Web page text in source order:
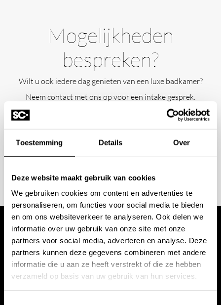
Toestemming Details Over
Deze website maakt gebruik van cookies
We gebruiken cookies om content en advertenties te
personaliseren, om functies voor social media te bieden
en om ons websiteverkeer te analyseren. Ook delen we
informatie over uw gebruik van onze site met onze
partners voor social media, adverteren en analyse. Deze
partners kunnen deze gegevens combineren met andere
informatie die u aan ze heeft verstrekt of die ze hebben
verzameld op basis van uw gebruik van hun services.
Mogelijkheden
bespreken?
Wilt u ook iedere dag genieten van een luxe badkamer?
Neem contact met ons op voor een intake gesprek.
projects@stonecompany.nl
Wij werken met
toonaangevende
merken